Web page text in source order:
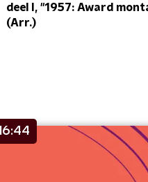
deel I, "1957: Award
(Arr.)